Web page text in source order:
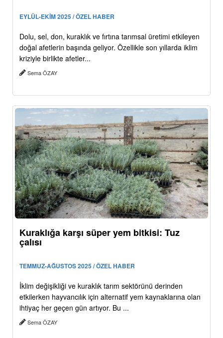
EYLÜL-EKİM 2025 / ÖZEL HABER
Dolu, sel, don, kuraklık ve fırtına tarımsal üretimi etkileyen
doğal afetlerin başında geliyor. Özellikle son yıllarda iklim
kriziyle birlikte afetler...
Sema ÖZAY
Kuraklığa karşı süper yem bitkisi: Tuz
çalısı
TEMMUZ-AĞUSTOS 2025 / ÖZEL HABER
İklim değişikliği ve kuraklık tarım sektörünü derinden
etkilerken hayvancılık için alternatif yem kaynaklarına olan
ihtiyaç her geçen gün artıyor. Bu ...
Sema ÖZAY